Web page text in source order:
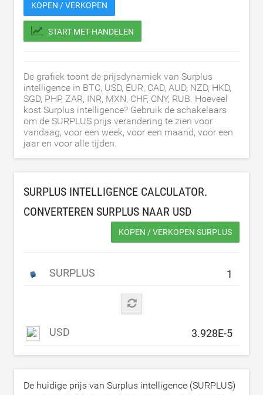
KOPEN / VERKOPEN
START MET HANDELEN
De grafiek toont de prijsdynamiek van Surplus
intelligence in BTC, USD, EUR, CAD, AUD, NZD, HKD,
SGD, PHP, ZAR, INR, MXN, CHF, CNY, RUB. Hoeveel
kost Surplus intelligence? Gebruik de schakelaars
om de SURPLUS prijs verandering te zien voor
vandaag, voor een week, voor een maand, voor een
jaar en voor alle tijden.
SURPLUS INTELLIGENCE CALCULATOR.
CONVERTEREN SURPLUS NAAR USD
KOPEN / VERKOPEN SURPLUS
SURPLUS
USD
De huidige prijs van Surplus intelligence (SURPLUS)